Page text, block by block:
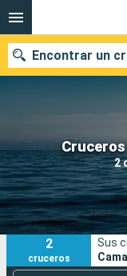
Cruceros
2
Encontrar un
Nuestros
Fecha de salida
Puertos
2
cruceros
Sus